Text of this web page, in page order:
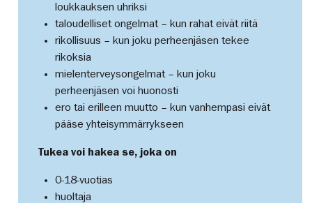
loukkauksen uhriksi
taloudelliset ongelmat – kun rahat eivät riitä
rikollisuus – kun joku perheenjäsen tekee
rikoksia
mielenterveysongelmat – kun joku
perheenjäsen voi huonosti
ero tai erilleen muutto – kun vanhempasi eivät
pääse yhteisymmärrykseen
Tukea voi hakea se, joka on
0-18-vuotias
huoltaja